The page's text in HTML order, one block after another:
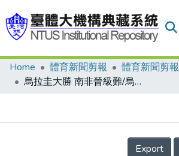
Communities & Collections
Home 體育新聞剪報
體育新聞剪報
烏拉圭大勝 南非晉級難/烏拉圭第24分鐘精彩進球圖/烏拉圭3進球圖/烏拉圭VS.南非對戰攻守表/進2球 佛蘭展現老將價值/羅智聰解盤 論積極性烏拉圭強/女友前線採訪 西國門將分心？/艦隊沉没 西國媒體罵裁判/發哥論足 娛樂放兩旁 輸贏擺中間
Details
Export